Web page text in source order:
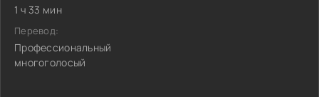
1 ч 33 мин
Перевод:
Профессиональный
многоголосый